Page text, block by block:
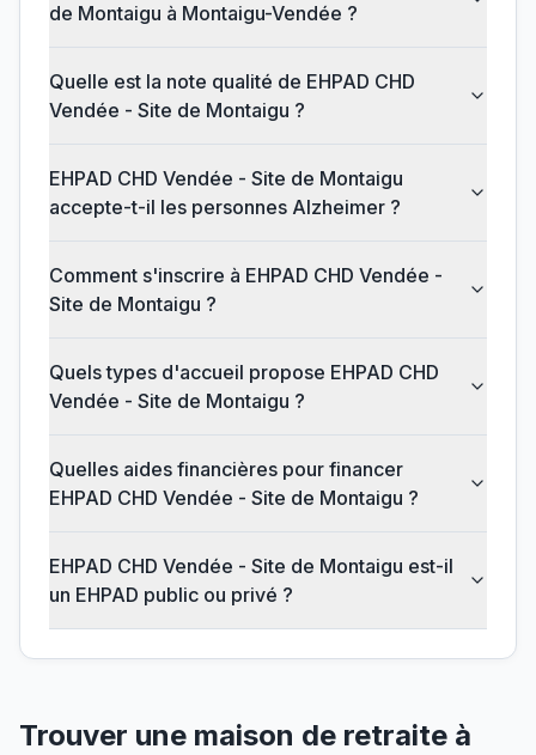
de Montaigu à Montaigu-Vendée ?
Quelle est la note qualité de EHPAD CHD
Vendée - Site de Montaigu ?
EHPAD CHD Vendée - Site de Montaigu
accepte-t-il les personnes Alzheimer ?
Comment s'inscrire à EHPAD CHD Vendée -
Site de Montaigu ?
Quels types d'accueil propose EHPAD CHD
Vendée - Site de Montaigu ?
Quelles aides financières pour financer
EHPAD CHD Vendée - Site de Montaigu ?
EHPAD CHD Vendée - Site de Montaigu est-il
un EHPAD public ou privé ?
Trouver une maison de retraite à